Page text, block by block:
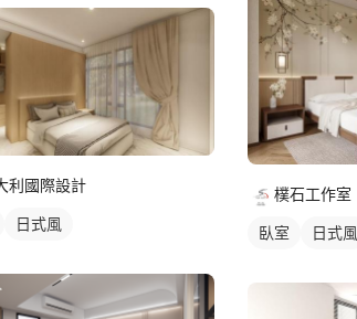
利國際設計
日式風
樸石工作室
臥室 日式風